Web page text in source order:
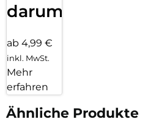
darum!
ab 4,99 €
inkl. MwSt.
Mehr
erfahren
Ähnliche Produkte